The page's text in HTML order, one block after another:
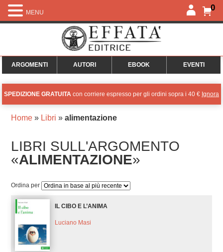
0
ARGOMENTI AUTORI EBOOK EVENTI
SPEDIZIONE GRATUITA con corriere espresso per gli ordini sopra i 40 € Ignora
Home» Libri » alimentazione
LIBRI SULL'ARGOMENTO
«ALIMENTAZIONE»
Ordina per
IL CIBO E L’ANIMA
Luciano Masi
MENU